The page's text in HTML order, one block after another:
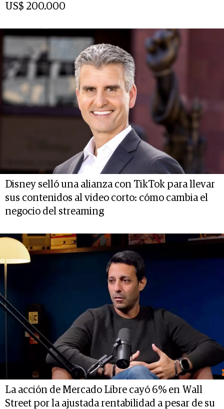
US$ 200.000
Disney selló una alianza con TikTok para llevar
sus contenidos al video corto: cómo cambia el
negocio del streaming
La acción de Mercado Libre cayó 6% en Wall
Street por la ajustada rentabilidad a pesar de su